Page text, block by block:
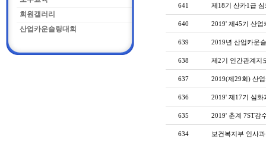
회원갤러리
산업카운슬링대회
641 제18기 산카1급
640 2019' 제45기 산
639 2019년 산업카운
638 제2기 인간관계지
637 2019(제29회) 산
636 2019' 제17기 심
635 2019' 춘계 7ST감
634 보건복지부 인사